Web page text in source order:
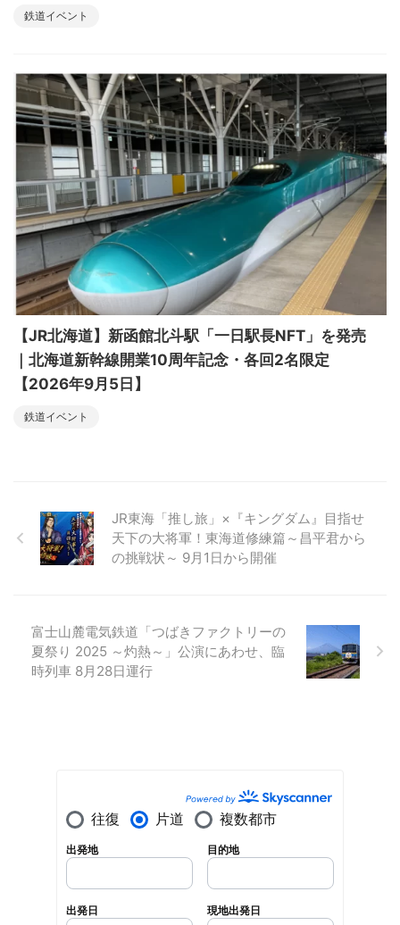
鉄道イベント
【JR北海道】新函館北斗駅「一日駅長NFT」を発売
｜北海道新幹線開業10周年記念・各回2名限定
【2026年9月5日】
鉄道イベント
JR東海「推し旅」×『キングダム』目指せ
天下の大将軍！東海道修練篇～昌平君から
の挑戦状～ 9月1日から開催
富士山麓電気鉄道「つばきファクトリーの
夏祭り 2025 ～灼熱～」公演にあわせ、臨
時列車 8月28日運行